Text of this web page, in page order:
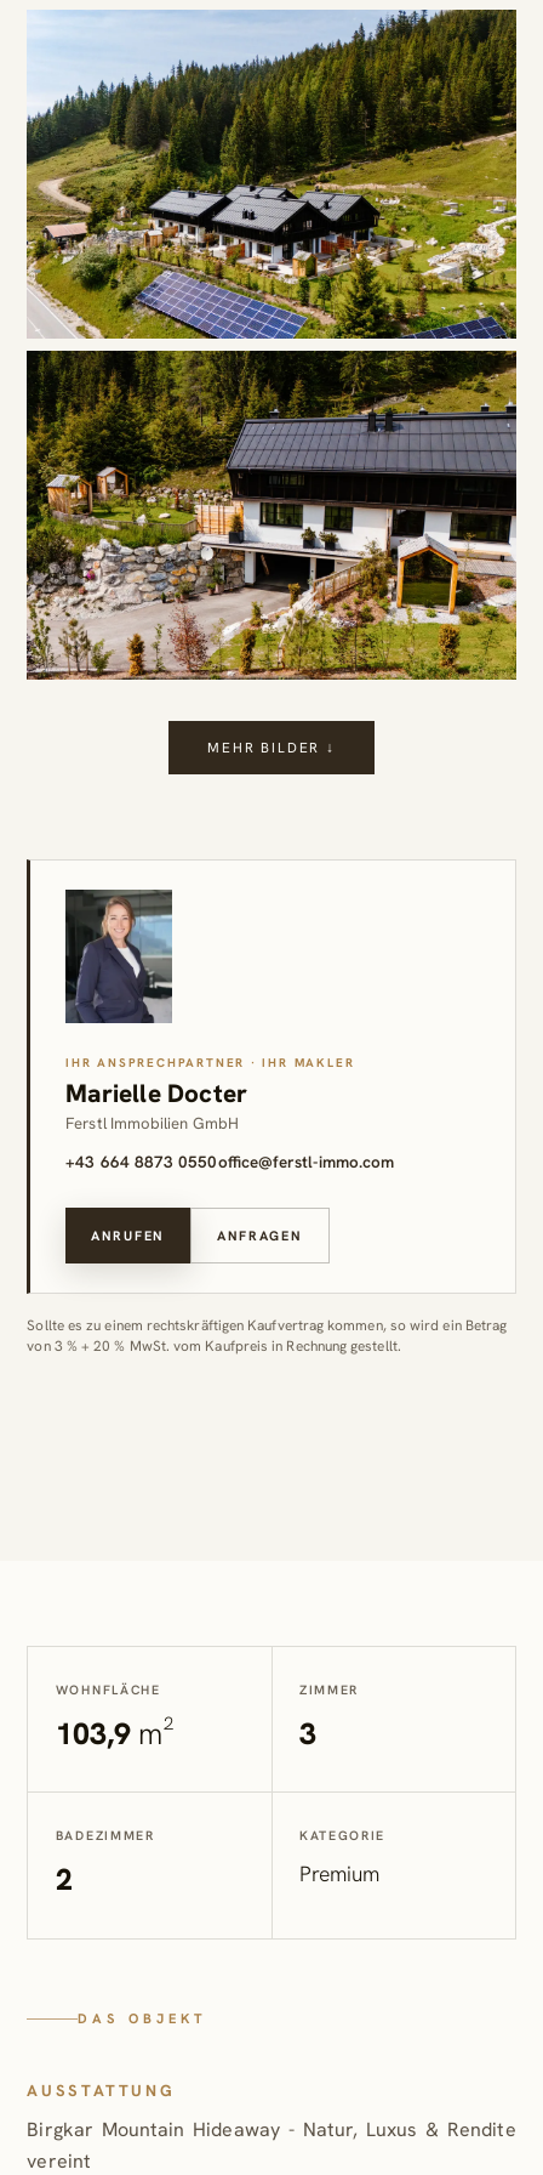
MEHR BILDER ↓
IHR ANSPRECHPARTNER · IHR MAKLER
Marielle Docter
Ferstl Immobilien GmbH
+43 664 8873 0550office@ferstl-immo.com
ANRUFEN ANFRAGEN
Sollte es zu einem rechtskräftigen Kaufvertrag kommen, so wird ein Betrag
von 3 % + 20 % MwSt. vom Kaufpreis in Rechnung gestellt.
WOHNFLÄCHE
103,9 m²
ZIMMER
3
BADEZIMMER
2
KATEGORIE
Premium
DAS OBJEKT
AUSSTATTUNG
Birgkar Mountain Hideaway - Natur, Luxus & Rendite
vereint